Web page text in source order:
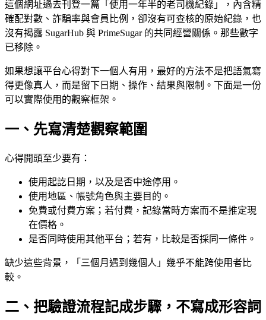
這個網址過去刊登一篇「使用一年半的老司機紀錄」，內含精
確配對數、詐騙率與會員比例，卻沒有可查核的原始紀錄，也
沒有揭露 SugarHub 與 PrimeSugar 的共同經營關係。那些數字
已移除。
如果想讓平台心得對下一個人有用，最好的方法不是把語氣寫
得更像真人，而是留下日期、操作、結果與限制。下面是一份
可以實際使用的觀察框架。
一、先寫清楚觀察範圍
心得開頭至少要有：
使用起訖日期，以及是否中途停用。
使用地區、帳號角色與主要目的。
免費或付費方案；若付費，記錄當時方案而不是推定現
在價格。
是否同時使用其他平台；若有，比較是否採同一條件。
缺少這些背景，「三個月遇到幾個人」幾乎不能跨使用者比
較。
二、把驗證流程記成步驟，不寫成形容詞